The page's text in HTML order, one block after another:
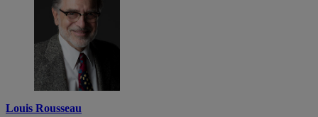
Louis Rousseau